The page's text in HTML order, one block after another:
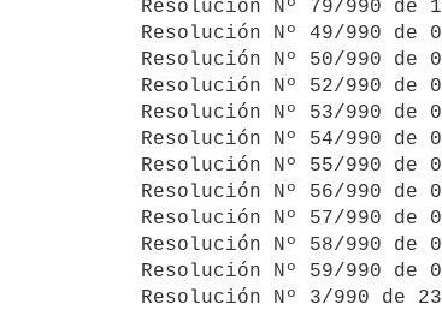
Resolución Nº 79/990 de
Resolución Nº 49/990 de
Resolución Nº 50/990 de
Resolución Nº 52/990 de
Resolución Nº 53/990 de
Resolución Nº 54/990 de
Resolución Nº 55/990 de
Resolución Nº 56/990 de
Resolución Nº 57/990 de
Resolución Nº 58/990 de
Resolución Nº 59/990 de
Resolución Nº 3/990 de